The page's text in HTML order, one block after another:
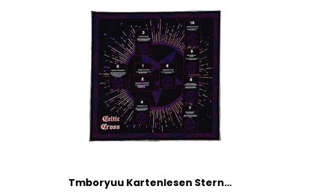
Tmboryuu Kartenlesen Sternmuster Astrologie Tischdecke Altäre Stoff Quadratische Göttisch Kartentisch Stoff Hexerei